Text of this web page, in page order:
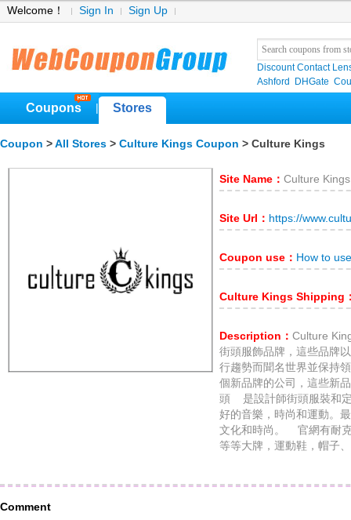
Welcome！ Sign In Sign Up
Discount Contact
Ashford
DHGate
Coupons Stores
Coupon > All Stores > Culture Kings Coupon > Culture Kings
Site Name： Culture Kings
Site Url： https://
Coupon use： How to
Culture Kings Shipping
Description： Culture
街頭服飾品牌，這些品牌
行趨勢而聞名世界並保持
個新品牌的公司，這些新
頭 是設計師街頭服裝和
好的音樂，時尚和運動。
文化和時尚。 官網有耐
等等大牌，運動鞋，帽子
Comment